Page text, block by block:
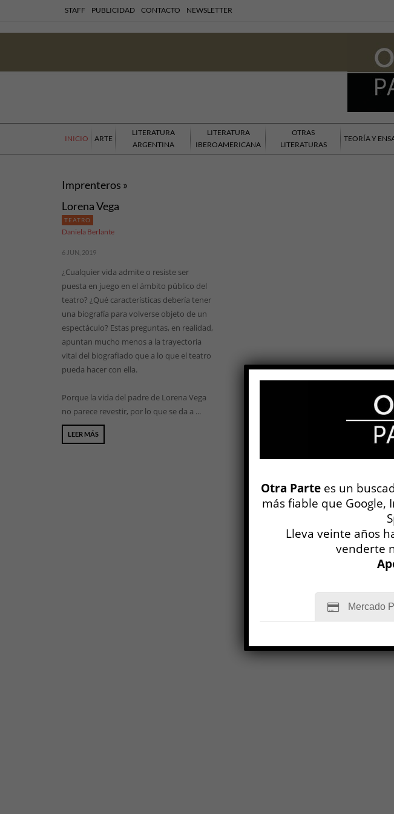
STAFF PUBLICIDAD CONTACTO NEWSLETTER
INICIO ARTE
LITERATURA
ARGENTINA
LITERATURA
IBEROAMERICANA
OTRAS
LITERATURAS
TEORÍA Y
Imprenteros »
Lorena Vega
TEATRO
Daniela Berlante
6 JUN, 2019
¿Cualquier vida admite o resiste ser
puesta en juego en el ámbito público del
teatro? ¿Qué características debería tener
una biografía para volverse objeto de un
espectáculo? Estas preguntas, en realidad,
apuntan mucho menos a la trayectoria
vital del biografiado que a lo que el teatro
pueda hacer con ella.
Porque la vida del padre de Lorena Vega
no parece revestir, por lo que se da a ...
LEER MÁS
Otra Parte es un
más fiable que Google,
Lleva veinte años
venderte
Mercado